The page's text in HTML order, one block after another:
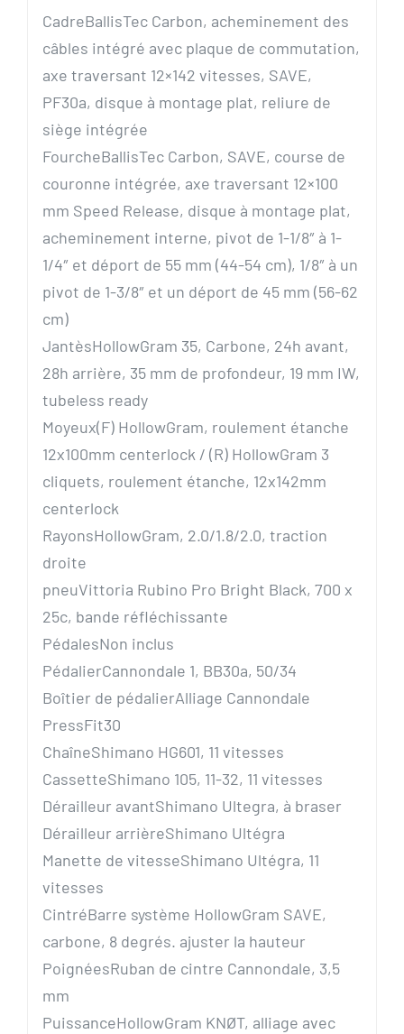
CadreBallisTec Carbon, acheminement des
câbles intégré avec plaque de commutation,
axe traversant 12×142 vitesses, SAVE,
PF30a, disque à montage plat, reliure de
siège intégrée
FourcheBallisTec Carbon, SAVE, course de
couronne intégrée, axe traversant 12×100
mm Speed ​​Release, disque à montage plat,
acheminement interne, pivot de 1-1/8″ à 1-
1/4″ et déport de 55 mm (44-54 cm), 1/8″ à un
pivot de 1-3/8″ et un déport de 45 mm (56-62
cm)
JantèsHollowGram 35, Carbone, 24h avant,
28h arrière, 35 mm de profondeur, 19 mm IW,
tubeless ready
Moyeux(F) HollowGram, roulement étanche
12x100mm centerlock / (R) HollowGram 3
cliquets, roulement étanche, 12x142mm
centerlock
RayonsHollowGram, 2.0/1.8/2.0, traction
droite
pneuVittoria Rubino Pro Bright Black, 700 x
25c, bande réfléchissante
PédalesNon inclus
PédalierCannondale 1, BB30a, 50/34
Boîtier de pédalierAlliage Cannondale
PressFit30
ChaîneShimano HG601, 11 vitesses
CassetteShimano 105, 11-32, 11 vitesses
Dérailleur avantShimano Ultegra, à braser
Dérailleur arrièreShimano Ultégra
Manette de vitesseShimano Ultégra, 11
vitesses
CintréBarre système HollowGram SAVE,
carbone, 8 degrés. ajuster la hauteur
PoignéesRuban de cintre Cannondale, 3,5
mm
PuissanceHollowGram KNØT, alliage avec